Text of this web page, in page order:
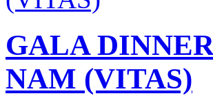
GALA
NAM (VITAS)